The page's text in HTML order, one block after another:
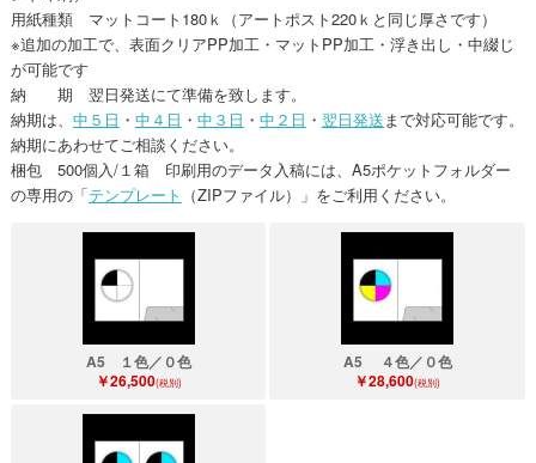
用紙種類 マットコート180ｋ（アートポスト220ｋと同じ厚さです）
※追加の加工で、表面クリアPP加工・マットPP加工・浮き出し・中綴じ
が可能です
納 期 翌日発送にて準備を致します。
納期は、 中５日 ・ 中４日 ・ 中３日 ・ 中２日 ・ 翌日発送まで対応可能です。
納期にあわせてご相談ください。
梱包 500個入/１箱 印刷用のデータ入稿には、A5ポケットフォルダー
の専用の「テンプレート （ZIPファイル）」をご利用ください。
A5 １色／０色
￥26,500(税別)
A5 ４色／０色
￥28,600(税別)